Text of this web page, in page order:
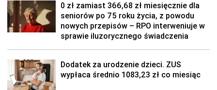
0 zł zamiast 366,68 zł miesięcznie dla
seniorów po 75 roku życia, z powodu
nowych przepisów – RPO interweniuje w
sprawie iluzorycznego świadczenia
Dodatek za urodzenie dzieci. ZUS
wypłaca średnio 1083,23 zł co miesiąc